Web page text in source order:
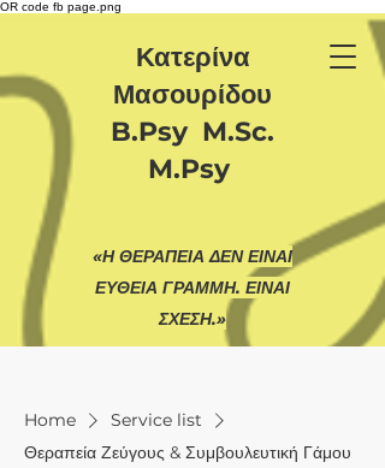
OR code fb page.png
Κατερίνα
Μασουρίδου
B.Psy M.Sc.
M.Psy
«Η ΘΕΡΑΠΕΙΑ ΔΕΝ ΕΙΝΑΙ
ΕΥΘΕΙΑ ΓΡΑΜΜΗ. ΕΙΝΑΙ
ΣΧΕΣΗ.»
Home
Service list
Θεραπεία Ζεύγους & Συμβουλευτική Γάμου